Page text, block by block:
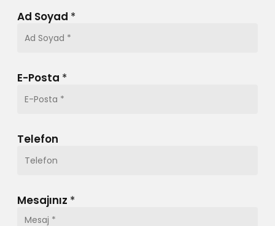
Ad Soyad *
E-Posta *
Telefon
Mesajınız *